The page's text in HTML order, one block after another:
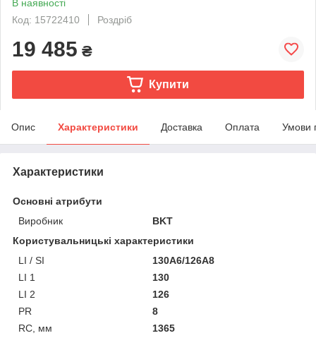
В наявності
Код: 15722410
Роздріб
19 485 ₴
Купити
Опис Характеристики Доставка Оплата Умови
Характеристики
Основні атрибути
Виробник
BKT
Користувальницькі характеристики
LI / SI
130A6/126A8
LI 1
130
LI 2
126
PR
8
RC, мм
1365